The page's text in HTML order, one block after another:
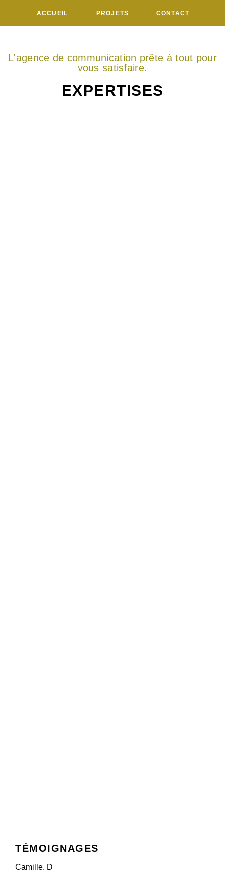
ACCUEIL PROJETS CONTACT
L'agence de communication prête à tout pour
vous satisfaire.
EXPERTISES
TÉMOIGNAGES
Camille. D